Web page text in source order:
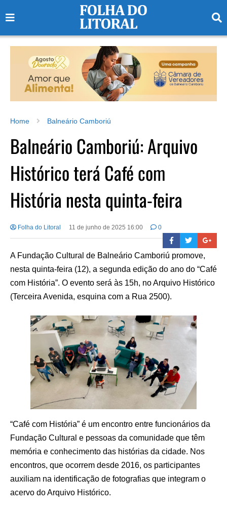
Home Balneário Camboriú
Balneário Camboriú: Arquivo
Histórico terá Café com
História nesta quinta-feira
Folha do Litoral 11 de junho de 2025 16:00 0
A Fundação Cultural de Balneário Camboriú promove,
nesta quinta-feira (12), a segunda edição do ano do “Café
com História”. O evento será às 15h, no Arquivo Histórico
(Terceira Avenida, esquina com a Rua 2500).
“Café com História” é um encontro entre funcionários da
Fundação Cultural e pessoas da comunidade que têm
memória e conhecimento das histórias da cidade. Nos
encontros, que ocorrem desde 2016, os participantes
auxiliam na identificação de fotografias que integram o
acervo do Arquivo Histórico.